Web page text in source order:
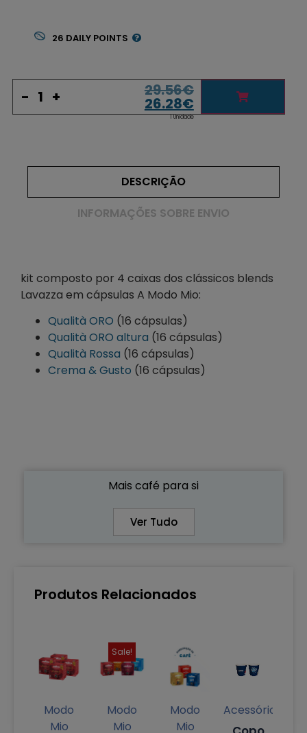
26 DAILY POINTS
- + 29.56€
26.28€
1 Unidade
DESCRIÇÃO
INFORMAÇÕES SOBRE ENVIO
kit composto por 4 caixas dos clássicos blends
Lavazza em cápsulas A Modo Mio:
Qualità ORO (16 cápsulas)
Qualità ORO altura (16 cápsulas)
Qualità Rossa (16 cápsulas)
Crema & Gusto (16 cápsulas)
Mais café para si
Ver Tudo
Produtos Relacionados
Modo
Mio
Sale!
Modo
Mio
Modo
Mio
Acessórios